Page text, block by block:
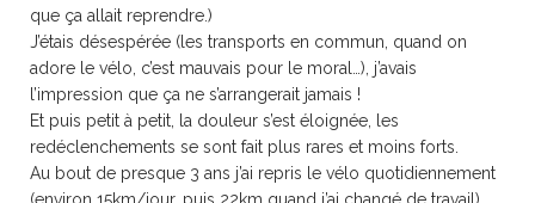
que ça allait reprendre.)
J’étais désespérée (les transports en commun, quand on
adore le vélo, c’est mauvais pour le moral…), j’avais
l’impression que ça ne s’arrangerait jamais !
Et puis petit à petit, la douleur s’est éloignée, les
redéclenchements se sont fait plus rares et moins forts.
Au bout de presque 3 ans j’ai repris le vélo quotidiennement